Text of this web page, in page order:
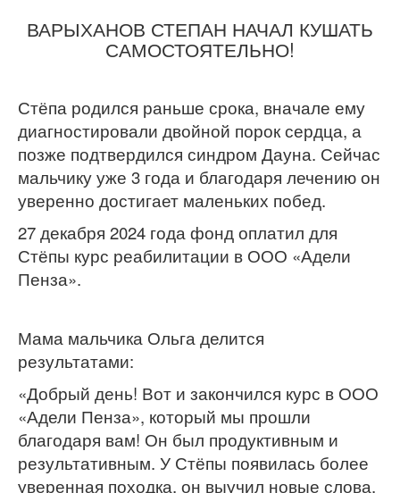
ВАРЫХАНОВ СТЕПАН НАЧАЛ КУШАТЬ
САМОСТОЯТЕЛЬНО!
Стёпа родился раньше срока, вначале ему
диагностировали двойной порок сердца, а
позже подтвердился синдром Дауна. Сейчас
мальчику уже 3 года и благодаря лечению он
уверенно достигает маленьких побед.
27 декабря 2024 года фонд оплатил для
Стёпы курс реабилитации в ООО «Адели
Пенза».
Мама мальчика Ольга делится
результатами:
«Добрый день! Вот и закончился курс в ООО
«Адели Пенза», который мы прошли
благодаря вам! Он был продуктивным и
результативным. У Стёпы появилась более
уверенная походка, он выучил новые слова,